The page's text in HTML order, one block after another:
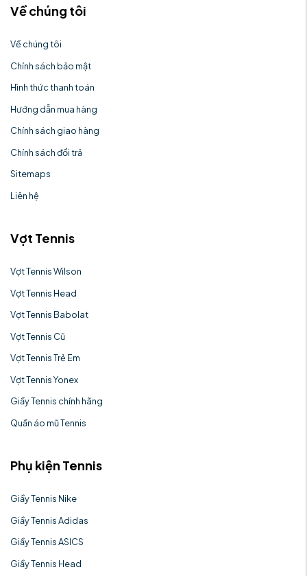
Về chúng tôi
Về chúng tôi
Chính sách bảo mật
Hình thức thanh toán
Hướng dẫn mua hàng
Chính sách giao hàng
Chính sách đổi trả
Sitemaps
Liên hệ
Vợt Tennis
Vợt Tennis Wilson
Vợt Tennis Head
Vợt Tennis Babolat
Vợt Tennis Cũ
Vợt Tennis Trẻ Em
Vợt Tennis Yonex
Giầy Tennis chính hãng
Quần áo mũ Tennis
Phụ kiện Tennis
Giầy Tennis Nike
Giầy Tennis Adidas
Giầy Tennis ASICS
Giầy Tennis Head